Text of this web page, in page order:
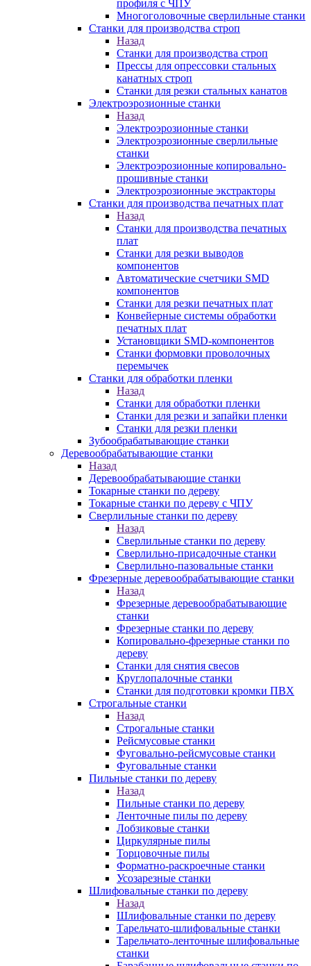
профиля с ЧПУ
Многоголовочные сверлильные станки
Станки для производства строп
Назад
Станки для производства строп
Прессы для опрессовки стальных
канатных строп
Станки для резки стальных канатов
Электроэрозионные станки
Назад
Электроэрозионные станки
Электроэрозионные сверлильные
станки
Электроэрозионные копировально-
прошивные станки
Электроэрозионные экстракторы
Станки для производства печатных плат
Назад
Станки для производства печатных
плат
Станки для резки выводов
компонентов
Автоматические счетчики SMD
компонентов
Станки для резки печатных плат
Конвейерные системы обработки
печатных плат
Установщики SMD-компонентов
Станки формовки проволочных
перемычек
Станки для обработки пленки
Назад
Станки для обработки пленки
Станки для резки и запайки пленки
Станки для резки пленки
Зубообрабатывающие станки
Деревообрабатывающие станки
Назад
Деревообрабатывающие станки
Токарные станки по дереву
Токарные станки по дереву с ЧПУ
Сверлильные станки по дереву
Назад
Сверлильные станки по дереву
Сверлильно-присадочные станки
Сверлильно-пазовальные станки
Фрезерные деревообрабатывающие станки
Назад
Фрезерные деревообрабатывающие
станки
Фрезерные станки по дереву
Копировально-фрезерные станки по
дереву
Станки для снятия свесов
Круглопалочные станки
Станки для подготовки кромки ПВХ
Строгальные станки
Назад
Строгальные станки
Рейсмусовые станки
Фуговально-рейсмусовые станки
Фуговальные станки
Пильные станки по дереву
Назад
Пильные станки по дереву
Ленточные пилы по дереву
Лобзиковые станки
Циркулярные пилы
Торцовочные пилы
Форматно-раскроечные станки
Усозарезные станки
Шлифовальные станки по дереву
Назад
Шлифовальные станки по дереву
Тарельчато-шлифовальные станки
Тарельчато-ленточные шлифовальные
станки